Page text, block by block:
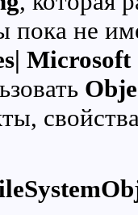
пока не